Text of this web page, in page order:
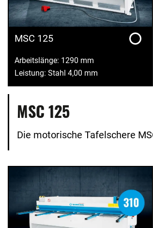
MSC 125
Arbeitslänge: 1290 mm
Leistung: Stahl 4,00 mm
MSC 125
Die motorische Tafelschere